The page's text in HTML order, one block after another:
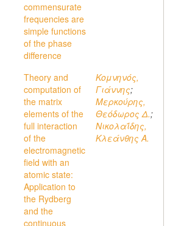
commensurate
frequencies are
simple functions
of the phase
difference
Theory and
computation of
the matrix
elements of the
full interaction
of the
electromagnetic
field with an
atomic state:
Application to
the Rydberg
and the
continuous
Κομνηνός,
Γιάννης;
Μερκούρης,
Θεόδωρος Δ.;
Νικολαΐδης,
Κλεάνθης A.